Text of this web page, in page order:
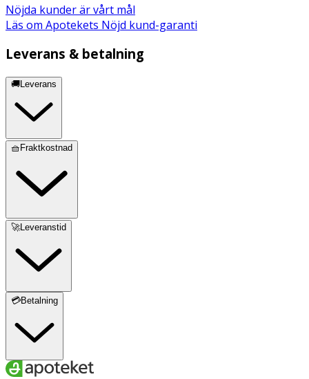
Nöjda kunder är vårt mål
Läs om Apotekets Nöjd kund-garanti
Leverans & betalning
🚚Leverans
🧺Fraktkostnad
🚀Leveranstid
💳Betalning